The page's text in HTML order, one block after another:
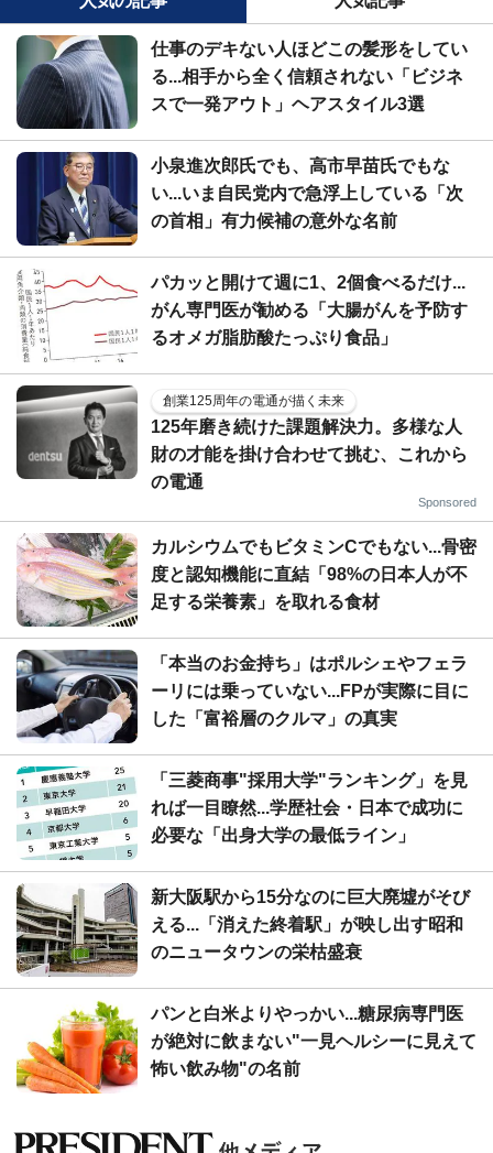
仕事のデキない人ほどこの髪形をしてい
る...相手から全く信頼されない「ビジネ
スで一発アウト」ヘアスタイル3選
小泉進次郎氏でも、高市早苗氏でもな
い...いま自民党内で急浮上している「次
の首相」有力候補の意外な名前
パカッと開けて週に1、2個食べるだけ...
がん専門医が勧める「大腸がんを予防す
るオメガ脂肪酸たっぷり食品」
創業125周年の電通が描く未来
125年磨き続けた課題解決力。多様な人
財の才能を掛け合わせて挑む、これから
の電通
Sponsored
カルシウムでもビタミンCでもない...骨密
度と認知機能に直結「98%の日本人が不
足する栄養素」を取れる食材
「本当のお金持ち」はポルシェやフェラ
ーリには乗っていない...FPが実際に目に
した「富裕層のクルマ」の真実
「三菱商事"採用大学"ランキング」を見
れば一目瞭然...学歴社会・日本で成功に
必要な「出身大学の最低ライン」
新大阪駅から15分なのに巨大廃墟がそび
える...「消えた終着駅」が映し出す昭和
のニュータウンの栄枯盛衰
パンと白米よりやっかい...糖尿病専門医
が絶対に飲まない"一見ヘルシーに見えて
怖い飲み物"の名前